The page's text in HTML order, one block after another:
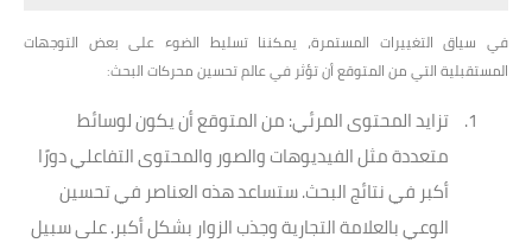
في سياق التغييرات المستمرة، يمكننا تسليط الضوء على بعض التوجهات
المستقبلية التي من المتوقع أن تؤثر في عالم تحسين محركات البحث:
تزايد المحتوى المرئي: من المتوقع أن يكون لوسائط
متعددة مثل الفيديوهات والصور والمحتوى التفاعلي دورًا
أكبر في نتائج البحث. ستساعد هذه العناصر في تحسين
الوعي بالعلامة التجارية وجذب الزوار بشكل أكبر. على سبيل